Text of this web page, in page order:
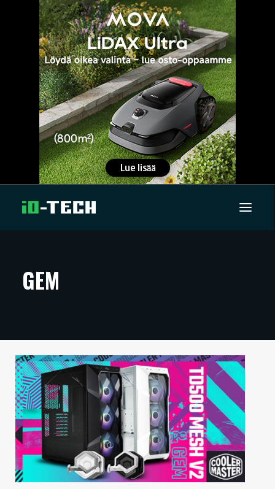
ARTIKKELIT
TECHBBS
TIETOA
HINTA.FI
KAUPPA
VAIHDA TEEMA
GEM